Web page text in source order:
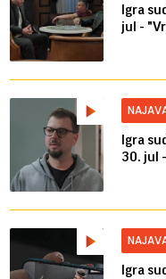
Igra
jul -
Igra
30. jul
Igra